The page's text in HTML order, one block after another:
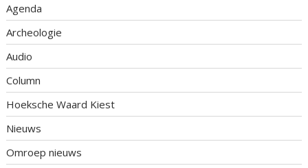
Agenda
Archeologie
Audio
Column
Hoeksche Waard Kiest
Nieuws
Omroep nieuws